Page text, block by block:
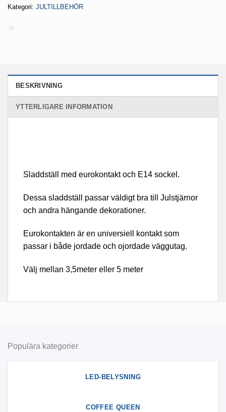
Kategori: JULTILLBEHÖR
BESKRIVNING
YTTERLIGARE INFORMATION
Sladdställ med eurokontakt och E14 sockel.
Dessa sladdställ passar väldigt bra till Julstjärnor
och andra hängande dekorationer.
Eurokontakten är en universiell kontakt som
passar i både jordade och ojordade väggutag.
Välj mellan 3,5meter eller 5 meter
Populära kategorier
LED-BELYSNING
COFFEE QUEEN